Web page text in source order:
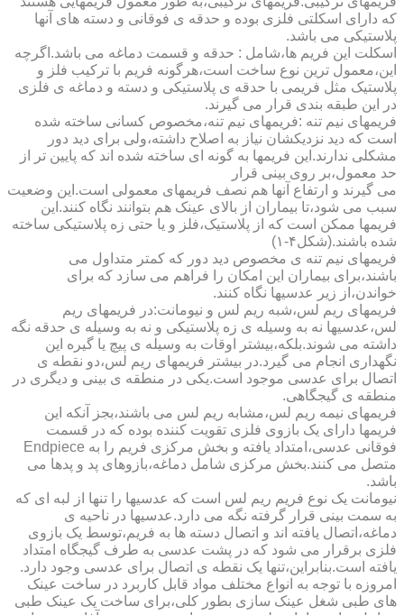
که دارای اسکلتی فلزی بوده و حدقه ی فوقانی و دسته های آنها
پلاستیکی می باشد.
اسکلت این فریم ها،شامل : حدقه و قسمت دماغه می باشد.اگرچه
این،معمول ترین نوع ساخت است،هرگونه فریم با ترکیب فلز و
پلاستیک مثل فریمی با حدقه ی پلاستیکی و دسته و دماغه ی فلزی
در این طبقه بندی قرار می گیرند.
فریمهای نیم تنه :فریمهای نیم تنه،مخصوص کسانی ساخته شده
است که دید نزدیکشان نیاز به اصلاح داشته،ولی برای دید دور
مشکلی ندارند.این فریمها به گونه ای ساخته شده اند که پایین تر از
حد معمول،بر روی بینی قرار
می گیرند و ارتفاع آنها هم نصف فریمهای معمولی است.این وضعیت
سبب می شود،تا بیماران از بالای عینک هم بتوانند نگاه کنند.این
فریمها ممکن است که از پلاستیک،فلز و یا حتی زه پلاستیکی ساخته
شده باشند.(شکل۴-۱)
فریمهای نیم تنه ی مخصوص دید دور که کمتر متداول می
باشند،برای بیماران این امکان را فراهم می سازد که برای
خواندن،از زیر عدسیها نگاه کنند.
فریمهای ریم لس،شبه ریم لس و نیومانت:در فریمهای ریم
لس،عدسیها نه به وسیله ی زه پلاستیکی و نه به وسیله ی حدقه نگه
داشته می شوند.بلکه،بیشتر اوقات به وسیله ی پیچ یا گیره این
نگهداری انجام می گیرد.در بیشتر فریمهای ریم لس،دو نقطه ی
اتصال برای عدسی موجود است.یکی در منطقه ی بینی و دیگری در
منطقه ی گیجگاهی.
فریمهای نیمه ریم لس،مشابه ریم لس می باشند،بجز آنکه این
فریمها دارای یک بازوی فلزی تقویت کننده بوده که در قسمت
فوقانی عدسی،امتداد یافته و بخش مرکزی فریم را به Endpiece
متصل می کنند.بخش مرکزی شامل دماغه،بازوهای پد و پدها می
باشد.
نیومانت یک نوع فریم ریم لس است که عدسیها را تنها از لبه ای که
به سمت بینی قرار گرفته نگه می دارد.عدسیها در ناحیه ی
دماغه،اتصال یافته اند و اتصال دسته ها به فریم،توسط یک بازوی
فلزی برقرار می شود که در پشت عدسی به طرف گیجگاه امتداد
یافته است.بنابراین،تنها یک نقطه ی اتصال برای عدسی وجود دارد.
امروزه با توجه به انواع مختلف مواد قابل کاربرد در ساخت عینک
های طبی شغل عینک سازی بطور کلی،برای ساخت یک عینک طبی